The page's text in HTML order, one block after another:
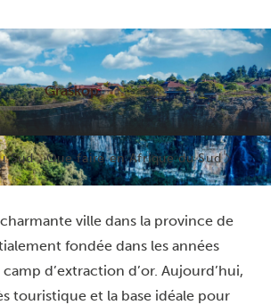
Graskop
Sud
Que faire en Afrique du Sud
ville dans la province de
fondée dans les années
d’extraction d’or. Aujourd’hui,
touristique et la base idéale pour